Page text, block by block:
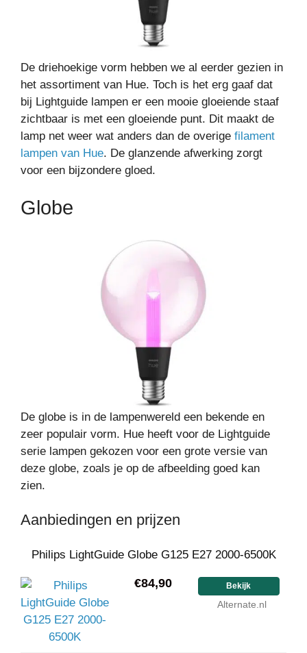
De driehoekige vorm hebben we al eerder gezien in
het assortiment van Hue. Toch is het erg gaaf dat
bij Lightguide lampen er een mooie gloeiende staaf
zichtbaar is met een gloeiende punt. Dit maakt de
lamp net weer wat anders dan de overige filament
lampen van Hue. De glanzende afwerking zorgt
voor een bijzondere gloed.
Globe
De globe is in de lampenwereld een bekende en
zeer populair vorm. Hue heeft voor de Lightguide
serie lampen gekozen voor een grote versie van
deze globe, zoals je op de afbeelding goed kan
zien.
Aanbiedingen en prijzen
Philips LightGuide Globe G125 E27 2000-6500K
€84,90 Bekijk
Alternate.nl